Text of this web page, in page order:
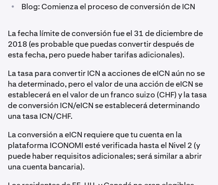
• Blog: Comienza el proceso de conversión de ICN
La fecha límite de conversión fue el 31 de diciembre de
2018 (es probable que puedas convertir después de
esta fecha, pero puede haber tarifas adicionales).
La tasa para convertir ICN a acciones de eICN aún no se
ha determinado, pero el valor de una acción de eICN se
establecerá en el valor de un franco suizo (CHF) y la tasa
de conversión ICN/eICN se establecerá determinando
una tasa ICN/CHF.
La conversión a eICN requiere que tu cuenta en la
plataforma ICONOMI esté verificada hasta el Nivel 2 (y
puede haber requisitos adicionales; será similar a abrir
una cuenta bancaria).